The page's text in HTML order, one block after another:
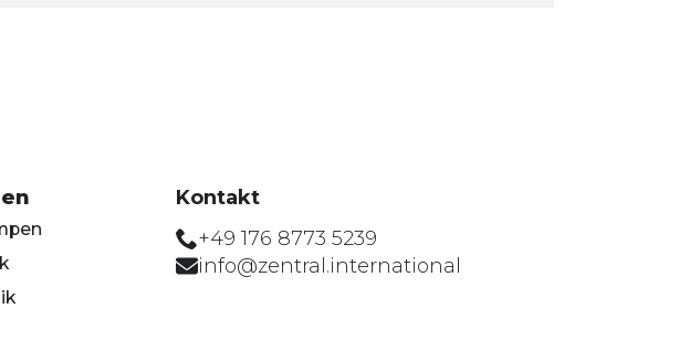
Kontakt
+49 176 8773 5239
info@zentral.international